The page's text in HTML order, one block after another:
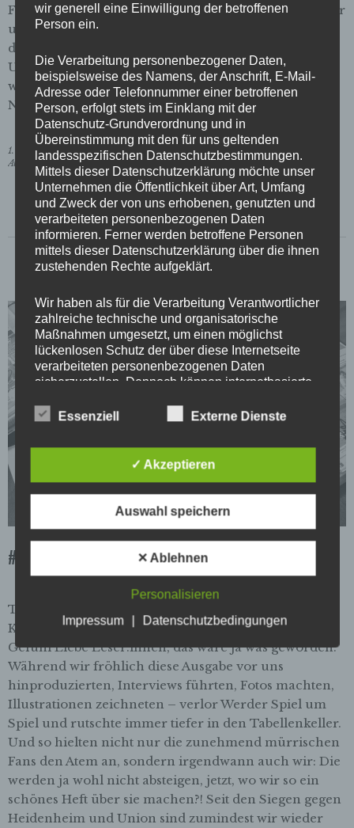
Für diese Ausgabe der Zeitschrift der Straße haben wir
uns die Zeit trotzdem genommen, die Hollerallee auf
der Suche nach Geschichten in Ruhe abzulaufen.
Und natürlich sind wir auch fündig geworden. Da
wäre etwa die Villa Müller-Schall, die zuerst ihren
Namensgeber, dann die SA beherbergte, später …
1. Juni 2026
Ausgabe
#135 Werder
Titelfoto: Tim Lachmann / Hintergrundfoto: Beate C.
Koehler EDITORIAL: Vom Feeling her ein gutes
Gefühl Liebe Leser:innen, das wäre ja was geworden:
Während wir fröhlich diese Ausgabe vor uns
hinproduzierten, Interviews führten, Fotos machten,
Illustrationen zeichneten – verlor Werder Spiel um
Spiel und rutschte immer tiefer in den Tabellenkeller.
Und so hielten nicht nur die zunehmend mürrischen
Fans den Atem an, sondern irgendwann auch wir: Die
werden ja wohl nicht absteigen, jetzt, wo wir so ein
schönes Heft über sie machen?! Seit den Siegen gegen
Heidenheim und Union sind zumindest wir wieder
wir generell eine Einwilligung der betroffenen
Person ein.
Die Verarbeitung personenbezogener Daten,
beispielsweise des Namens, der Anschrift, E-Mail-
Adresse oder Telefonnummer einer betroffenen
Person, erfolgt stets im Einklang mit der
Datenschutz-Grundverordnung und in
Übereinstimmung mit den für uns geltenden
landesspezifischen Datenschutzbestimmungen.
Mittels dieser Datenschutzerklärung möchte unser
Unternehmen die Öffentlichkeit über Art, Umfang
und Zweck der von uns erhobenen, genutzten und
verarbeiteten personenbezogenen Daten
informieren. Ferner werden betroffene Personen
mittels dieser Datenschutzerklärung über die ihnen
zustehenden Rechte aufgeklärt.
Wir haben als für die Verarbeitung Verantwortlicher
zahlreiche technische und organisatorische
Maßnahmen umgesetzt, um einen möglichst
lückenlosen Schutz der über diese Internetseite
verarbeiteten personenbezogenen Daten
sicherzustellen. Dennoch können internetbasierte
Sicherheitslücken aufweisen, sodass ein absoluter
diesem Grund steht es jeder betroffenen Person
frei, personenbezogene Daten auch auf
uns zu übermitteln.
Begriffsbestimmungen
Die Datenschutzerklärung beruht auf den
Begrifflichkeiten, die durch den Europäischen
der Datenschutz-Grundverordnung (DS-GVO)
verwendet wurden. Unsere Datenschutzerklärung
soll sowohl für die Öffentlichkeit als auch für
unsere Kunden und Geschäftspartner einfach
lesbar und verständlich sein. Um dies zu
gewährleisten, möchten wir vorab die verwendeten
Begrifflichkeiten erläutern.
Wir verwenden in dieser Datenschutzerklärung
unter anderem die folgenden Begriffe:
a) personenbezogene Daten
Personenbezogene Daten sind alle
Informationen, die sich auf eine identifizierte
Essenziell Externe Dienste
✓ Akzeptieren
Auswahl speichern
✕ Ablehnen
Personalisieren
Impressum
| Datenschutzbedingungen